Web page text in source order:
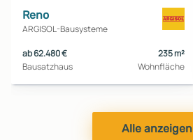
Reno
ARGISOL-Bausysteme
ab 62.480 €
Bausatzhaus
235 m²
Wohnfläche
Alle anzeigen